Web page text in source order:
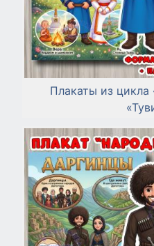
Плакаты из